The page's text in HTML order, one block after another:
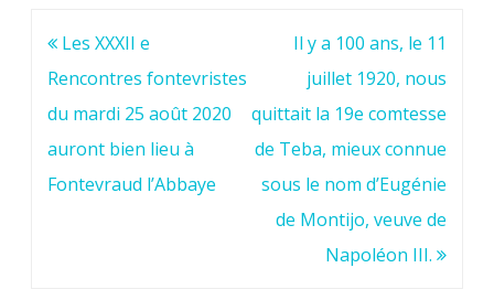
Navigation
de
l’article
Les XXXII e
Rencontres fontevristes
du mardi 25 août 2020
auront bien lieu à
Fontevraud l’Abbaye
Il y a 100 ans, le 11
juillet 1920, nous
quittait la 19e comtesse
de Teba, mieux connue
sous le nom d’Eugénie
de Montijo, veuve de
Napoléon III.